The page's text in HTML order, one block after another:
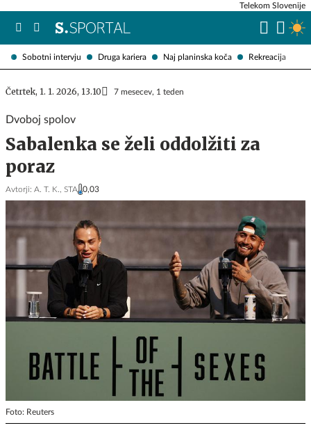
Sobotni intervju Druga kariera Naj planinska koča Rekreacija
Telekom Slovenije
Četrtek, 1. 1. 2026, 13.10 7 mesecev, 1 teden
Dvoboj spolov
Sabalenka se želi oddolžiti za
poraz
Avtorji: A. T. K., STA 0,03
Foto: Reuters